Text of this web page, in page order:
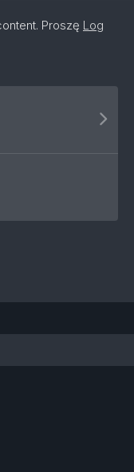
Proszę Log